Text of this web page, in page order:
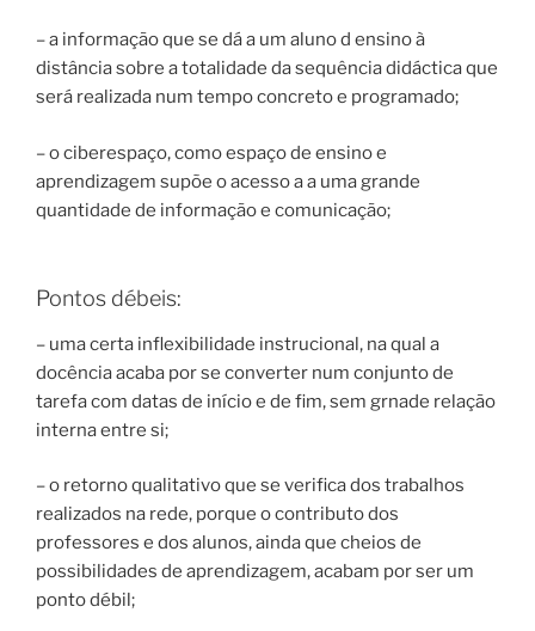
– a informação que se dá a um aluno d ensino à
distância sobre a totalidade da sequência didáctica que
será realizada num tempo concreto e programado;
– o ciberespaço, como espaço de ensino e
aprendizagem supõe o acesso a a uma grande
quantidade de informação e comunicação;
Pontos débeis:
– uma certa inflexibilidade instrucional, na qual a
docência acaba por se converter num conjunto de
tarefa com datas de início e de fim, sem grnade relação
interna entre si;
– o retorno qualitativo que se verifica dos trabalhos
realizados na rede, porque o contributo dos
professores e dos alunos, ainda que cheios de
possibilidades de aprendizagem, acabam por ser um
ponto débil;